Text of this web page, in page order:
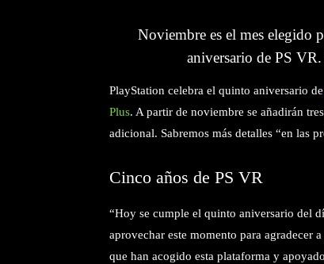
Noviembre es el mes elegido
aniversario de PS
PlayStation celebra el quinto aniversario de
Plus. A partir de noviembre se añadirán
adicional. Sabremos más detalles “en las
Cinco años de PS VR
“Hoy se cumple el quinto aniversario del
aprovechar este momento para agradecer
que han acogido esta plataforma y